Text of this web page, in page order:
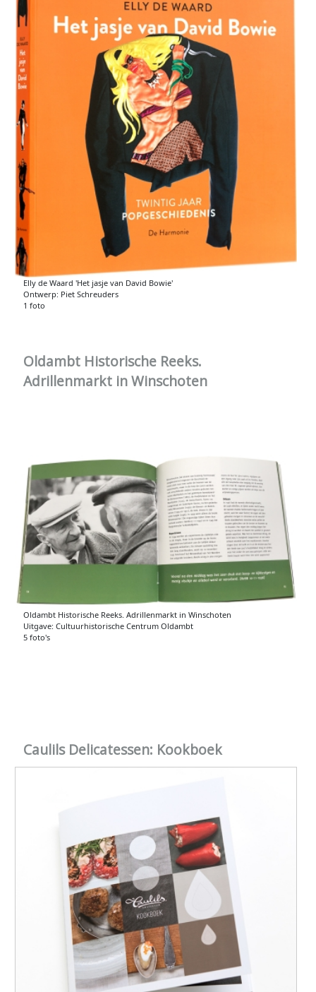
Elly de Waard 'Het jasje van David Bowie'
Ontwerp: Piet Schreuders
1 foto
Oldambt Historische Reeks.
Adrillenmarkt in Winschoten
Oldambt Historische Reeks. Adrillenmarkt in Winschoten
Uitgave: Cultuurhistorische Centrum Oldambt
5 foto's
Caulils Delicatessen: Kookboek